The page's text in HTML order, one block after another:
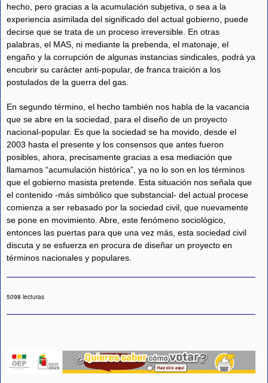
hecho, pero gracias a la acumulación subjetiva, o sea a la
experiencia asimilada del significado del actual gobierno, puede
decirse que se trata de un proceso irreversible. En otras
palabras, el MAS, ni mediante la prebenda, el matonaje, el
engaño y la corrupción de algunas instancias sindicales, podrá ya
encubrir su carácter anti-popular, de franca traición a los
postulados de la guerra del gas.
En segundo término, el hecho también nos habla de la vacancia
que se abre en la sociedad, para el diseño de un proyecto
nacional-popular. Es que la sociedad se ha movido, desde el
2003 hasta el presente y los consensos que antes fueron
posibles, ahora, precisamente gracias a esa mediación que
llamamos “acumulación histórica”, ya no lo son en los términos
que el gobierno masista pretende. Esta situación nos señala que
el contenido -más simbólico que substancial- del actual procese
comienza a ser rebasado por la sociedad civil, que nuevamente
se pone en movimiento. Abre, este fenómeno sociológico,
entonces las puertas para que una vez más, esta sociedad civil
discuta y se esfuerza en procura de diseñar un proyecto en
términos nacionales y populares.
5098 lecturas